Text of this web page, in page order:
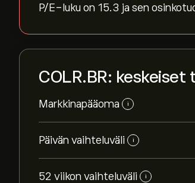
P/E-luku on 15.3 ja sen
COLR.BR:
Markkinapääoma i
Päivän vaihteluväli i
52 viikon vaihteluväli i